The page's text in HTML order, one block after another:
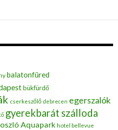
balatonfüred
bükfürdő
cserkeszőlő debrecen egerszalók
gyerekbarát szálloda
Aquapark hotel bellevue